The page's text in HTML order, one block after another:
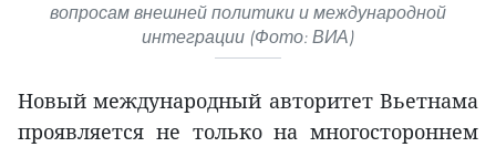
вопросам внешней политики и международной
интеграции (Фото: ВИА)
Новый международный авторитет Вьетнама
проявляется не только на многостороннем